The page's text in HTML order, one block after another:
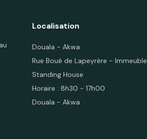
Localisation
Douala - Akwa
Rue Boué de Lapeyrère - Immeuble
Standing House
Horaire : 8h30 - 17h00
Douala - Akwa